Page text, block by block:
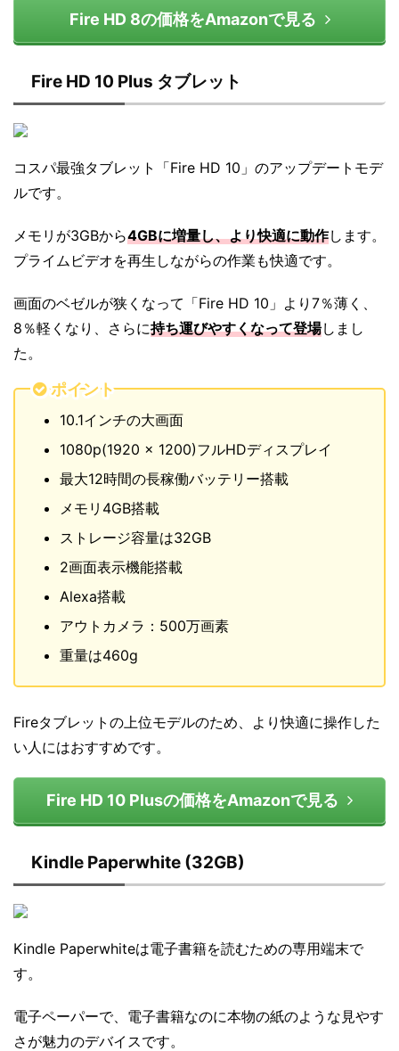
Fire HD 8の価格をAmazonで見る
Fire HD 10 Plus タブレット
コスパ最強タブレット「Fire HD 10」のアップデートモデ
ルです。
メモリが3GBから4GBに増量し、より快適に動作します。
プライムビデオを再生しながらの作業も快適です。
画面のベゼルが狭くなって「Fire HD 10」より7％薄く、
8％軽くなり、さらに持ち運びやすくなって登場しまし
た。
ポイント
10.1インチの大画面
1080p(1920 x 1200)フルHDディスプレイ
最大12時間の長稼働バッテリー搭載
メモリ4GB搭載
ストレージ容量は32GB
2画面表示機能搭載
Alexa搭載
アウトカメラ：500万画素
重量は460g
Fireタブレットの上位モデルのため、より快適に操作した
い人にはおすすめです。
Fire HD 10 Plusの価格をAmazonで見る
Kindle Paperwhite (32GB)
Kindle Paperwhiteは電子書籍を読むための専用端末で
す。
電子ペーパーで、電子書籍なのに本物の紙のような見やす
さが魅力のデバイスです。